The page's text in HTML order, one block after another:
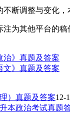
不断调整与变化
注为其他平台的
治》真题及答案
文》真题及答案
）真题及答案12-
本政治考试真题